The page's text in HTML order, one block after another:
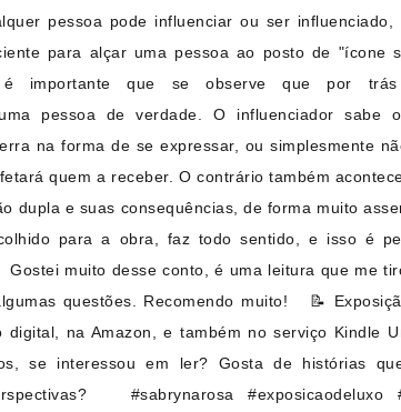
pessoa pode influenciar ou ser influenciado,
para alçar uma pessoa ao posto de "ícone
é importante que se observe que por
pessoa de verdade. O influenciador sabe
na forma de se expressar, ou simplesmente
quem a receber. O contrário também
dupla e suas consequências, de forma muito
para a obra, faz todo sentido, e isso é
muito desse conto, é uma leitura que me
questões. Recomendo muito!⁣ ⁣ ⁣ 📝
na Amazon, e também no serviço Kindle
se interessou em ler? Gosta de histórias
#sabrynarosa #exposicaodeluxo